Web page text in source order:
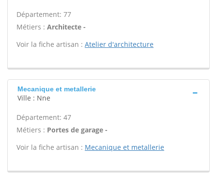
Département: 77
Métiers : Architecte -
Voir la fiche artisan : Atelier d'architecture
Mecanique et metallerie
Ville : Nne
Département: 47
Métiers : Portes de garage -
Voir la fiche artisan : Mecanique et metallerie